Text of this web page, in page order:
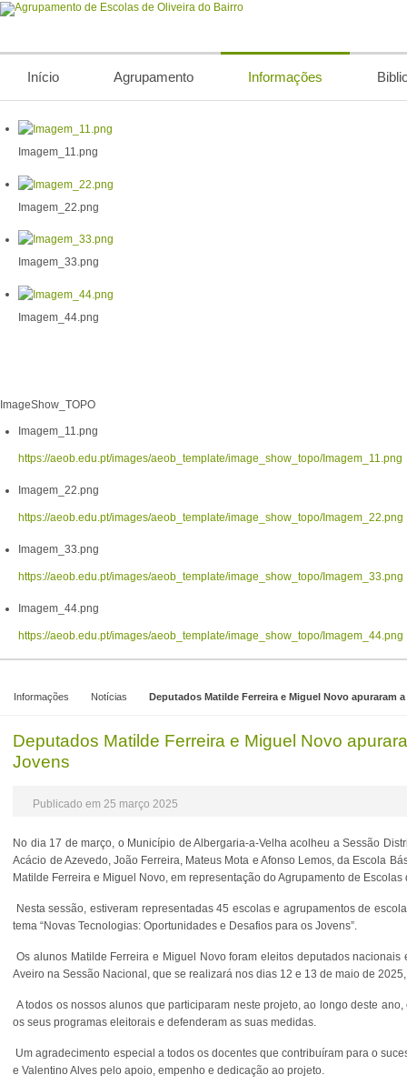
Início Agrupamento Informações
Imagem_11.png
Imagem_22.png
Imagem_33.png
Imagem_44.png
ImageShow_TOPO
Imagem_11.png
https://aeob.edu.pt/images/aeob_template/image_show_topo/Imagem_11.png
Imagem_22.png
https://aeob.edu.pt/images/aeob_template/image_show_topo/Imagem_22.png
Imagem_33.png
https://aeob.edu.pt/images/aeob_template/image_show_topo/Imagem_33.png
Imagem_44.png
https://aeob.edu.pt/images/aeob_template/image_show_topo/Imagem_44.png
Informações Notícias Deputados Matilde Ferreira e Miguel Novo apuraram
Deputados Matilde Ferreira e Miguel Novo
Jovens
Publicado em 25 março 2025
No dia 17 de março, o Município de Albergaria-a-Velha acolheu a Sessão
Acácio de Azevedo, João Ferreira, Mateus Mota e Afonso Lemos, da Escola
Matilde Ferreira e Miguel Novo, em representação do Agrupamento de
Nesta sessão, estiveram representadas 45 escolas e agrupamentos de
tema “Novas Tecnologias: Oportunidades e Desafios para os Jovens”.
Os alunos Matilde Ferreira e Miguel Novo foram eleitos deputados
Aveiro na Sessão Nacional, que se realizará nos dias 12 e 13 de maio de
A todos os nossos alunos que participaram neste projeto, ao longo deste
os seus programas eleitorais e defenderam as suas medidas.
Um agradecimento especial a todos os docentes que contribuíram para o
e Valentino Alves pelo apoio, empenho e dedicação ao projeto.